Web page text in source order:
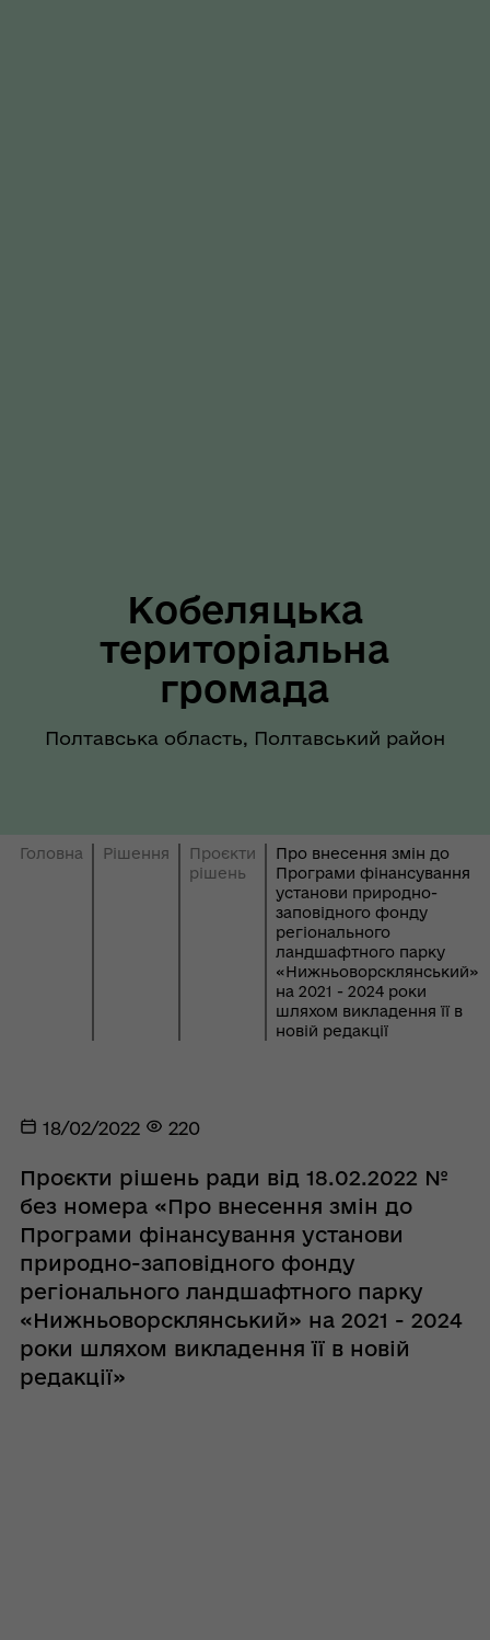
Кобеляцька
територіальна
громада
Полтавська область, Полтавський район
Головна Рішення
Проєкти
рішень
Про внесення змін до
Програми фінансування
установи природно-
заповідного фонду
регіонального
ландшафтного парку
«Нижньоворсклянський»
на 2021 - 2024 роки
шляхом викладення її в
новій редакції
18/02/2022 220
Проєкти рішень ради від 18.02.2022 №
без номера «Про внесення змін до
Програми фінансування установи
природно-заповідного фонду
регіонального ландшафтного парку
«Нижньоворсклянський» на 2021 - 2024
роки шляхом викладення її в новій
редакції»